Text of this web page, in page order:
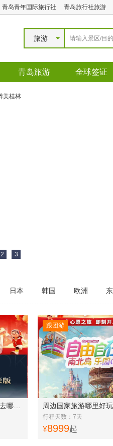
青岛青年国际旅行社 青岛旅行社旅游
旅游
青岛旅游 全球签证
2 3
日本 韩国 欧洲
行程天数：7天
¥8999起
跟团游